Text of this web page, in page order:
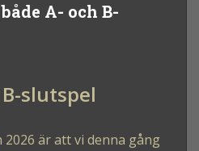
A- och B-
slutspel
är att vi denna gång